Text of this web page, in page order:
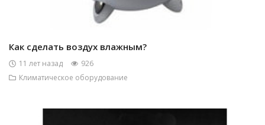
Как сделать воздух влажным?
11 лет назад
926
Климатическое оборудование